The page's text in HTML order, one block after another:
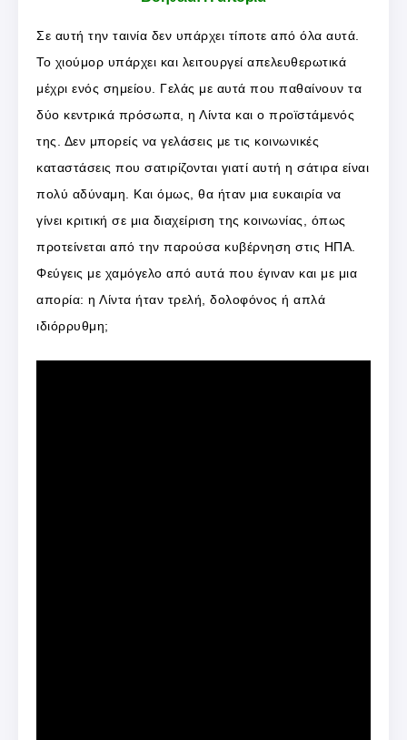
Σε αυτή την ταινία δεν υπάρχει τίποτε από όλα αυτά.
Το χιούμορ υπάρχει και λειτουργεί απελευθερωτικά
μέχρι ενός σημείου. Γελάς με αυτά που παθαίνουν τα
δύο κεντρικά πρόσωπα, η Λίντα και ο προϊστάμενός
της. Δεν μπορείς να γελάσεις με τις κοινωνικές
καταστάσεις που σατιρίζονται γιατί αυτή η σάτιρα είναι
πολύ αδύναμη. Και όμως, θα ήταν μια ευκαιρία να
γίνει κριτική σε μια διαχείριση της κοινωνίας, όπως
προτείνεται από την παρούσα κυβέρνηση στις ΗΠΑ.
Φεύγεις με χαμόγελο από αυτά που έγιναν και με μια
απορία: η Λίντα ήταν τρελή, δολοφόνος ή απλά
ιδιόρρυθμη;